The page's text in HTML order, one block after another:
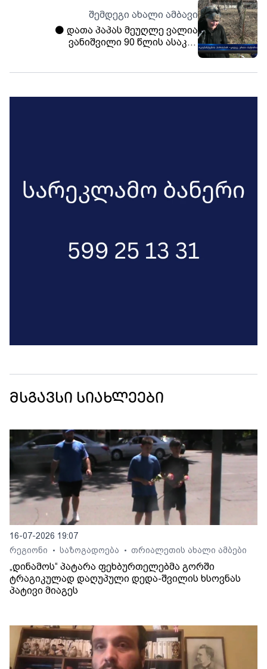
by the National Agency of Public Registry.
შემდეგი ახალი ამბავი
⚫️ დათა პაპას მეუღლე ვალია
ვანიშვილი 90 წლის ასაკში
მსგავსი სიახლეები
16-07-2026 19:07
რეგიონი
• საზოგადოება • თრიალეთის ახალი ამბები
„დინამოს“ პატარა ფეხბურთელებმა გორში
ტრაგიკულად დაღუპული დედა-შვილის ხსოვნას
პატივი მიაგეს